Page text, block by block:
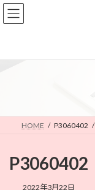
コ
ン
プ
ナ
ビ
動
HOME P3060402
P3060402
2022年3月22日